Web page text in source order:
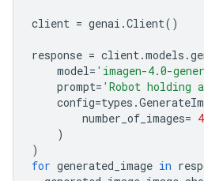
client = genai .Client()
response = client.models .
model= 'imagen-4.0-
prompt= 'Robot holding
config=types .
number_of_images= 4
)
)
for generated_image in